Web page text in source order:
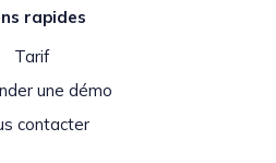
rapides
Tarif
une démo
contacter